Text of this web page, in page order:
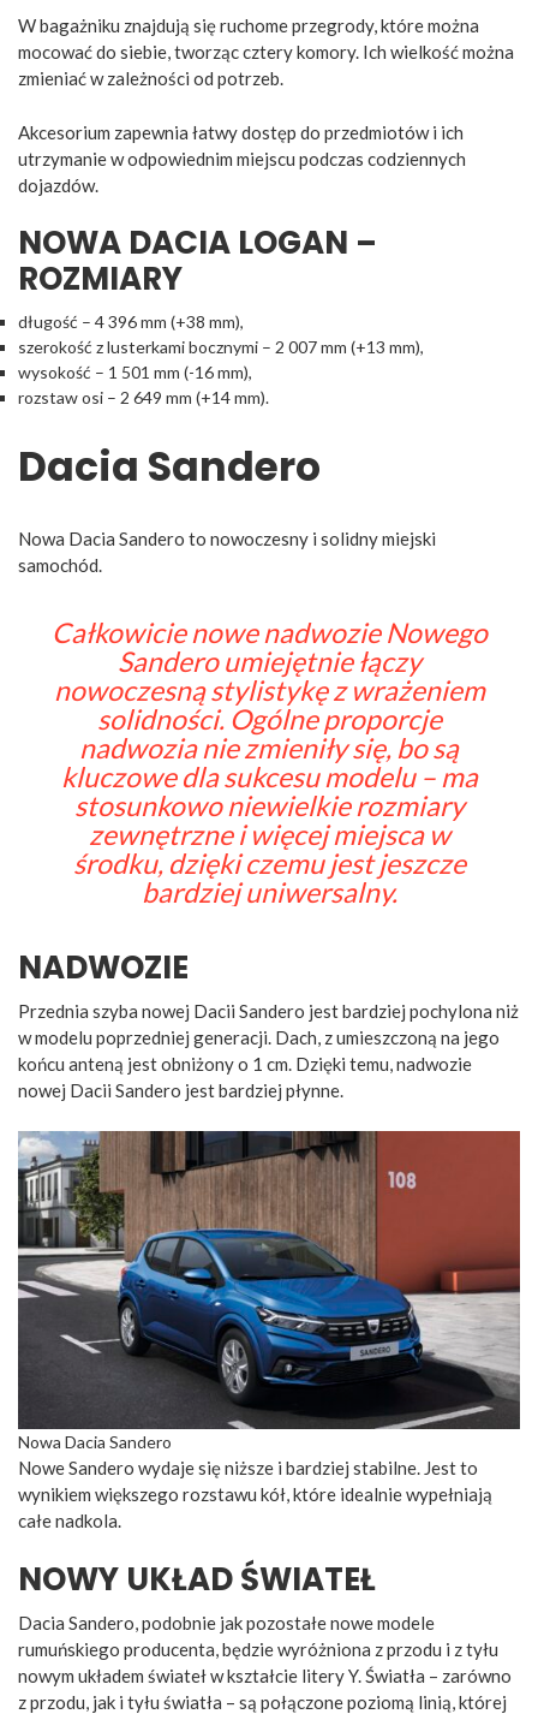
W bagażniku znajdują się ruchome przegrody, które można
mocować do siebie, tworząc cztery komory. Ich wielkość można
zmieniać w zależności od potrzeb.
Akcesorium zapewnia łatwy dostęp do przedmiotów i ich
utrzymanie w odpowiednim miejscu podczas codziennych
dojazdów.
NOWA DACIA LOGAN –
ROZMIARY
długość – 4 396 mm (+38 mm),
szerokość z lusterkami bocznymi – 2 007 mm (+13 mm),
wysokość – 1 501 mm (-16 mm),
rozstaw osi – 2 649 mm (+14 mm).
Dacia Sandero
Nowa Dacia Sandero to nowoczesny i solidny miejski
samochód.
Całkowicie nowe nadwozie Nowego
Sandero umiejętnie łączy
nowoczesną stylistykę z wrażeniem
solidności. Ogólne proporcje
nadwozia nie zmieniły się, bo są
kluczowe dla sukcesu modelu – ma
stosunkowo niewielkie rozmiary
zewnętrzne i więcej miejsca w
środku, dzięki czemu jest jeszcze
bardziej uniwersalny.
NADWOZIE
Przednia szyba nowej Dacii Sandero jest bardziej pochylona niż
w modelu poprzedniej generacji. Dach, z umieszczoną na jego
końcu anteną jest obniżony o 1 cm. Dzięki temu, nadwozie
nowej Dacii Sandero jest bardziej płynne.
Nowa Dacia Sandero
Nowe Sandero wydaje się niższe i bardziej stabilne. Jest to
wynikiem większego rozstawu kół, które idealnie wypełniają
całe nadkola.
NOWY UKŁAD ŚWIATEŁ
Dacia Sandero, podobnie jak pozostałe nowe modele
rumuńskiego producenta, będzie wyróżniona z przodu i z tyłu
nowym układem świateł w kształcie litery Y. Światła – zarówno
z przodu, jak i tyłu światła – są połączone poziomą linią, której